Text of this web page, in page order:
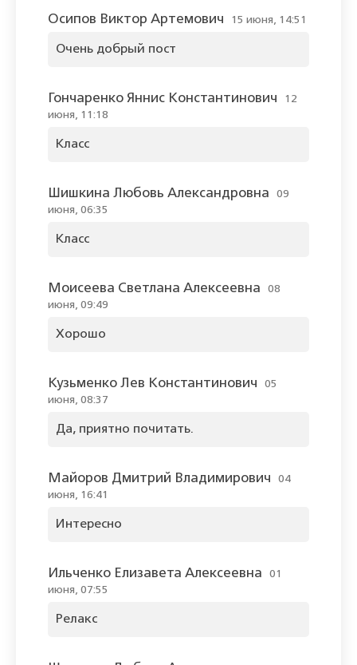
Осипов Виктор Артемович 15 июня, 14:51
Очень добрый пост
Гончаренко Яннис Константинович
12
июня, 11:18
Класс
Шишкина Любовь Александровна
09
июня, 06:35
Класс
Моисеева Светлана Алексеевна
08
июня, 09:49
Хорошо
Кузьменко Лев Константинович
05
июня, 08:37
Да, приятно почитать.
Майоров Дмитрий Владимирович
04
июня, 16:41
Интересно
Ильченко Елизавета Алексеевна
01
июня, 07:55
Релакс